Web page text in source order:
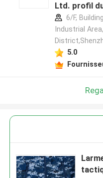
Ltd. profil
6/F,
Industrial
5.0